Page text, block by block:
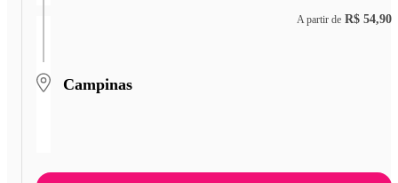
Campinas
A partir de R$ 54,90